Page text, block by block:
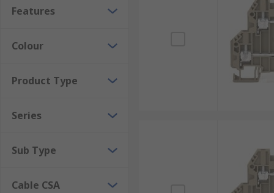
Features
Colour
Product Type
Series
Sub Type
Cable CSA